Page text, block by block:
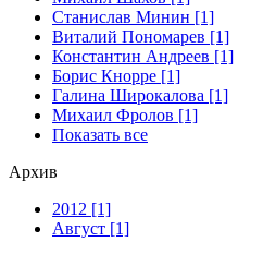
Станислав Минин [1]
Виталий Пономарев [1]
Константин Андреев [1]
Борис Кнорре [1]
Галина Широкалова [1]
Михаил Фролов [1]
Показать все
Архив
2012 [1]
Август [1]